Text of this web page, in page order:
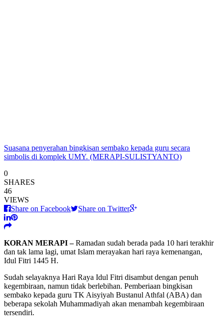
Suasana penyerahan bingkisan sembako kepada guru secara
simbolis di komplek UMY. (MERAPI-SULISTYANTO)
0
SHARES
46
VIEWS
Share on Facebook
Share on Twitter
KORAN MERAPI –Ramadan sudah berada pada 10 hari terakhir
dan tak lama lagi, umat Islam merayakan hari raya kemenangan,
Idul Fitri 1445 H.
Sudah selayaknya Hari Raya Idul Fitri disambut dengan penuh
kegembiraan, namun tidak berlebihan. Pemberiaan bingkisan
sembako kepada guru TK Aisyiyah Bustanul Athfal (ABA) dan
beberapa sekolah Muhammadiyah akan menambah kegembiraan
tersendiri.